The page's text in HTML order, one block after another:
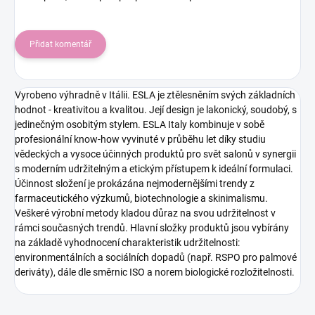
Přidat komentář
Vyrobeno výhradně v Itálii. ESLA je ztělesněním svých základních
hodnot - kreativitou a kvalitou. Její design je lakonický, soudobý, s
jedinečným osobitým stylem. ESLA Italy kombinuje v sobě
profesionální know-how vyvinuté v průběhu let díky studiu
vědeckých a vysoce účinných produktů pro svět salonů v synergii
s moderním udržitelným a etickým přístupem k ideální formulaci.
Účinnost složení je prokázána nejmodernějšími trendy z
farmaceutického výzkumů, biotechnologie a skinimalismu.
Veškeré výrobní metody kladou důraz na svou udržitelnost v
rámci současných trendů. Hlavní složky produktů jsou vybírány
na základě vyhodnocení charakteristik udržitelnosti:
environmentálních a sociálních dopadů (např. RSPO pro palmové
deriváty), dále dle směrnic ISO a norem biologické rozložitelnosti.